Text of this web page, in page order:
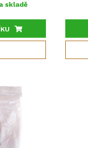
skladě